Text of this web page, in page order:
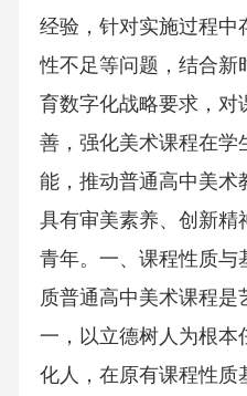
经验，针对实施过程中
性不足等问题，结合新
育数字化战略要求，对
善，强化美术课程在学
能，推动普通高中美术
具有审美素养、创新精
青年。一、课程性质与
质普通高中美术课程是
一，以立德树人为根本
化人，在原有课程性质